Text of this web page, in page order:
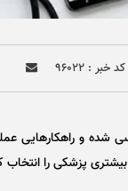
کد خبر : ۹۶۰۲۲
شده و راهکارهایی
پزشکی را